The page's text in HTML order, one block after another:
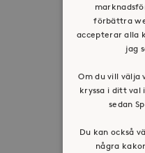
Press &
Volontär
förbättra
accepterar alla
jag
Om du vill välja
kryssa i ditt val
sedan
Du kan också
några